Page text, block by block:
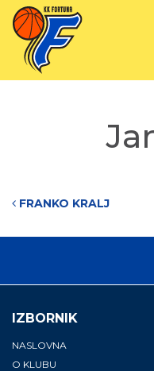
Post
FRANKO KRALJ
IZBORNIK
NASLOVNA
O KLUBU